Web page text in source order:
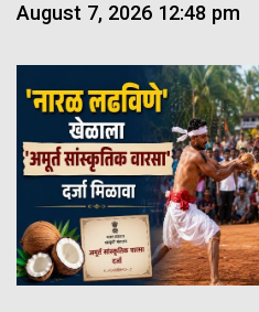
August 7, 2026 12:48 pm